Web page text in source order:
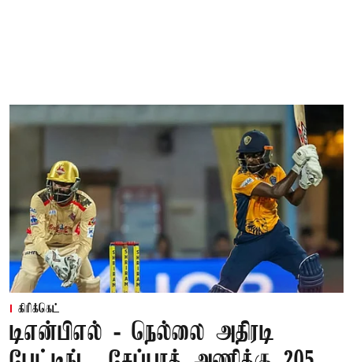
கிரிக்கெட்
டிஎன்பிஎல் - நெல்லை அதிரடி